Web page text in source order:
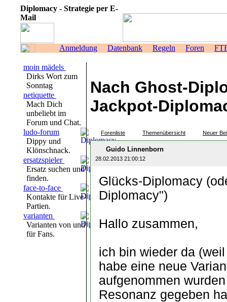
Diplomacy - Strategie per E-
Mail
Anmeldung Datenbank Regeln Foren
moin mädels
Dirks Wort zum
Sonntag
netiquette
Mach Dich
unbeliebt im
Forum und Chat.
ludo-forum
Dippy und
Klönschnack.
ersatzspieler
Ersatz suchen und
finden.
face-to-face
Kontakte für Live-
Partien.
varianten
Varianten von und
für Fans.
Nach Ghost-
Jackpot-
Forenliste Themenübersicht Neuer
Guido Linnenborn
28.02.2013 21:00:12
Glücks-Diplomacy
Diplomacy")
Hallo zusammen,
ich bin wieder da
habe eine neue
aufgenommen
Resonanz gegeben